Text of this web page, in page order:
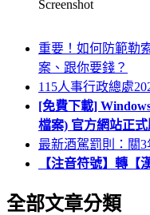
Screenshot
重要！如何防範勒
案、跟你要錢？
115人事行政總處
[免費下載]
檔案) 官方網站正
最新酒駕罰則：關
【注音符號】轉【
全部文章分類